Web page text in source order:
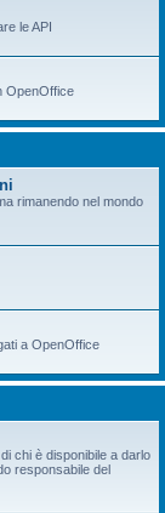
le API
OpenOffice
rimanendo nel mondo
a OpenOffice
chi è disponibile a darlo
responsabile del